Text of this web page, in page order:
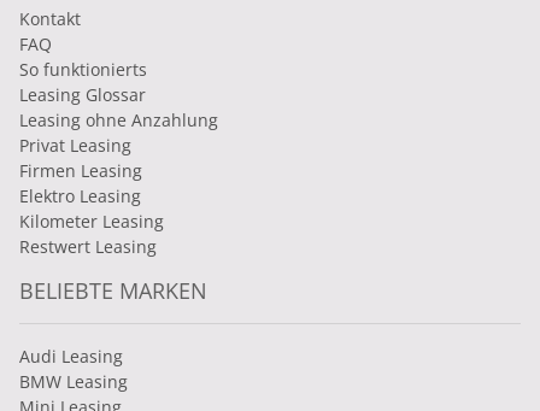
Kontakt
FAQ
So funktionierts
Leasing Glossar
Leasing ohne Anzahlung
Privat Leasing
Firmen Leasing
Elektro Leasing
Kilometer Leasing
Restwert Leasing
BELIEBTE MARKEN
Audi Leasing
BMW Leasing